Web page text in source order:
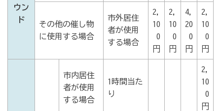
ウン
ド
その他の催し物
に使用する場合
市外居住
者が使用
する場合
2,
10
0
円
2,
10
0
円
4,
20
0
円
2,
10
0
円
市内居住
者が使用
する場合
1時間当た
り
2,
10
0
円